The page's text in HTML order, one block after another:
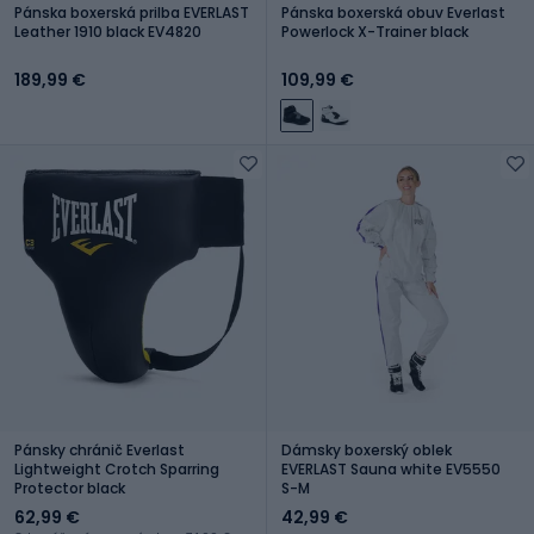
Pánska boxerská prilba EVERLAST
Leather 1910 black EV4820
189,99 €
Pánska boxerská obuv Everlast
Powerlock X-Trainer black
109,99 €
Pánsky chránič Everlast
Lightweight Crotch Sparring
Protector black
62,99 €
Dámsky boxerský oblek
EVERLAST Sauna white EV5550
S-M
42,99 €